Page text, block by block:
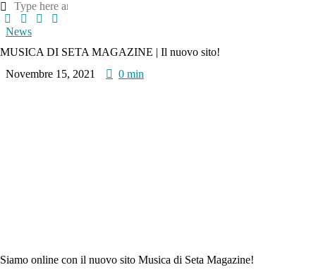
News
MUSICA DI SETA MAGAZINE | Il nuovo sito!
Novembre 15, 2021
0 min
Siamo online con il nuovo sito Musica di Seta Magazine!